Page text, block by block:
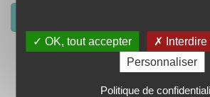
✓ OK, tout accepter
✗ Interdire
Personnaliser
Politique de